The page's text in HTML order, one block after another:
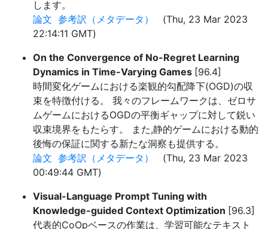
します。
論文 参考訳（メタデータ）
(Thu, 23 Mar 2023
22:14:11 GMT)
On the Convergence of No-Regret Learning
Dynamics in Time-Varying Games [96.4]
時間変化ゲームにおける楽観的勾配降下(OGD)の収
束を特徴付ける。 我々のフレームワークは、ゼロサ
ムゲームにおけるOGDの平衡ギャップに対して鋭い
収束境界をもたらす。 また,静的ゲームにおける動的
後悔の保証に関する新たな洞察も提供する。
論文 参考訳（メタデータ）
(Thu, 23 Mar 2023
00:49:44 GMT)
Visual-Language Prompt Tuning with
Knowledge-guided Context Optimization [96.3]
代表的CoOpベースの作業は、学習可能なテキスト